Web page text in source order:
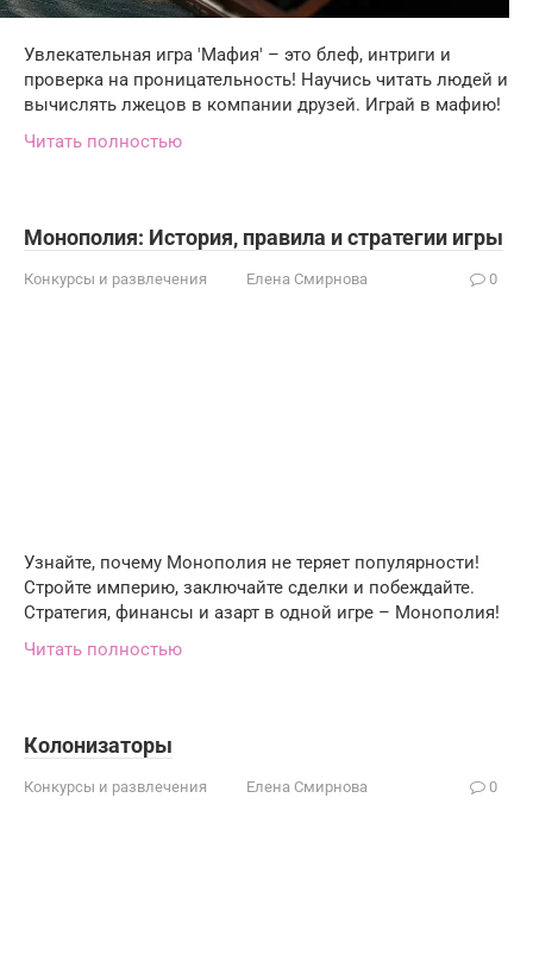
Увлекательная игра 'Мафия' – это блеф, интриги и
проверка на проницательность! Научись читать людей и
вычислять лжецов в компании друзей. Играй в мафию!
Читать полностью
Монополия: История, правила и стратегии игры
Конкурсы и развлечения Елена Смирнова 0
Узнайте, почему Монополия не теряет популярности!
Стройте империю, заключайте сделки и побеждайте.
Стратегия, финансы и азарт в одной игре – Монополия!
Читать полностью
Колонизаторы
Конкурсы и развлечения Елена Смирнова 0